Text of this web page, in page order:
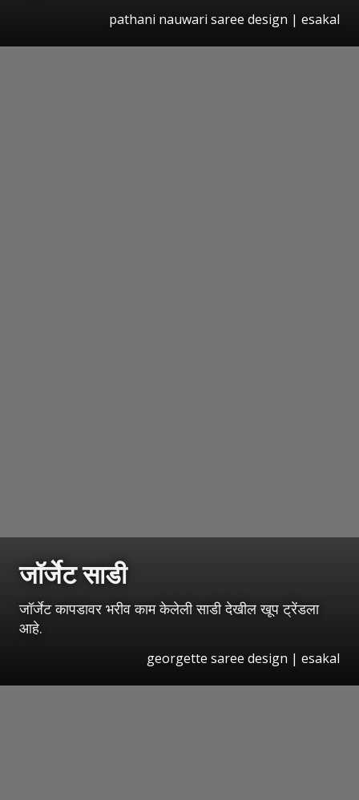
pathani nauwari saree design | esakal
जॉर्जेट साडी
जॉर्जेट कापडावर भरीव काम केलेली साडी देखील खूप ट्रेंडला
आहे.
georgette saree design | esakal